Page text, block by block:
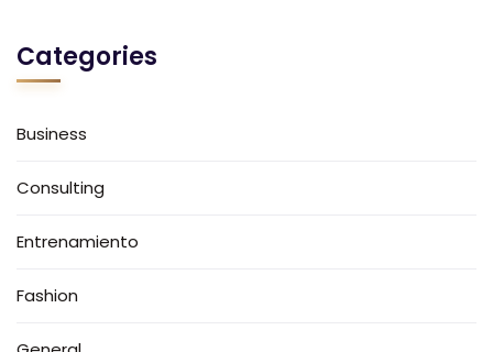
Categories
Business
Consulting
Entrenamiento
Fashion